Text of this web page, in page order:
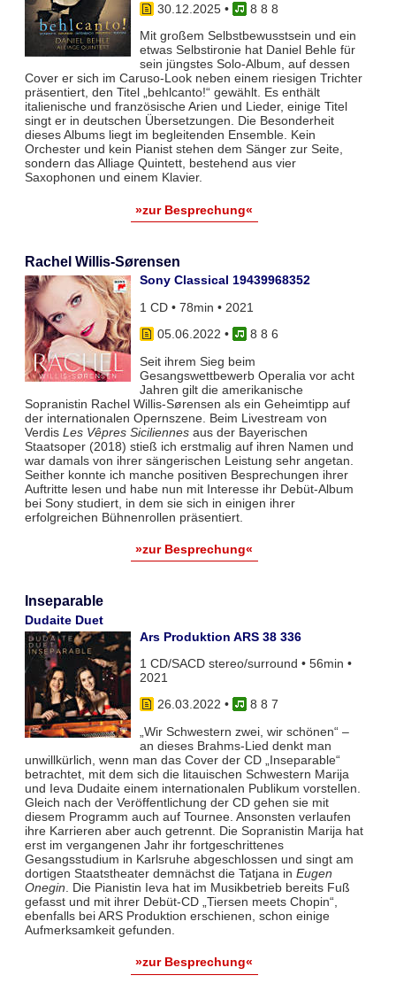
30.12.2025•
8 8 8
Mit großem Selbstbewusstsein und ein
etwas Selbstironie hat Daniel Behle für
sein jüngstes Solo-Album, auf dessen
Cover er sich im Caruso-Look neben einem riesigen Trichter
präsentiert, den Titel „behlcanto!“ gewählt. Es enthält
italienische und französische Arien und Lieder, einige Titel
singt er in deutschen Übersetzungen. Die Besonderheit
dieses Albums liegt im begleitenden Ensemble. Kein
Orchester und kein Pianist stehen dem Sänger zur Seite,
sondern das Alliage Quintett, bestehend aus vier
Saxophonen und einem Klavier.
»zur Besprechung«
Rachel Willis-Sørensen
Sony Classical 19439968352
1 CD • 78min • 2021
05.06.2022 •
8 8 6
Seit ihrem Sieg beim
Gesangswettbewerb Operalia vor acht
Jahren gilt die amerikanische
Sopranistin Rachel Willis-Sørensen als ein Geheimtipp auf
der internationalen Opernszene. Beim Livestream von
Verdis Les Vêpres Siciliennesaus der Bayerischen
Staatsoper (2018) stieß ich erstmalig auf ihren Namen und
war damals von ihrer sängerischen Leistung sehr angetan.
Seither konnte ich manche positiven Besprechungen ihrer
Auftritte lesen und habe nun mit Interesse ihr Debüt-Album
bei Sony studiert, in dem sie sich in einigen ihrer
erfolgreichen Bühnenrollen präsentiert.
»zur Besprechung«
Inseparable
Dudaite Duet
Ars Produktion ARS 38 336
1 CD/SACD stereo/surround • 56min •
2021
26.03.2022 •
8 8 7
„Wir Schwestern zwei, wir schönen“ –
an dieses Brahms-Lied denkt man
unwillkürlich, wenn man das Cover der CD „Inseparable“
betrachtet, mit dem sich die litauischen Schwestern Marija
und Ieva Dudaite einem internationalen Publikum vorstellen.
Gleich nach der Veröffentlichung der CD gehen sie mit
diesem Programm auch auf Tournee. Ansonsten verlaufen
ihre Karrieren aber auch getrennt. Die Sopranistin Marija hat
erst im vergangenen Jahr ihr fortgeschrittenes
Gesangsstudium in Karlsruhe abgeschlossen und singt am
dortigen Staatstheater demnächst die Tatjana in Eugen
Onegin . Die Pianistin Ieva hat im Musikbetrieb bereits Fuß
gefasst und mit ihrer Debüt-CD „Tiersen meets Chopin“,
ebenfalls bei ARS Produktion erschienen, schon einige
Aufmerksamkeit gefunden.
»zur Besprechung«